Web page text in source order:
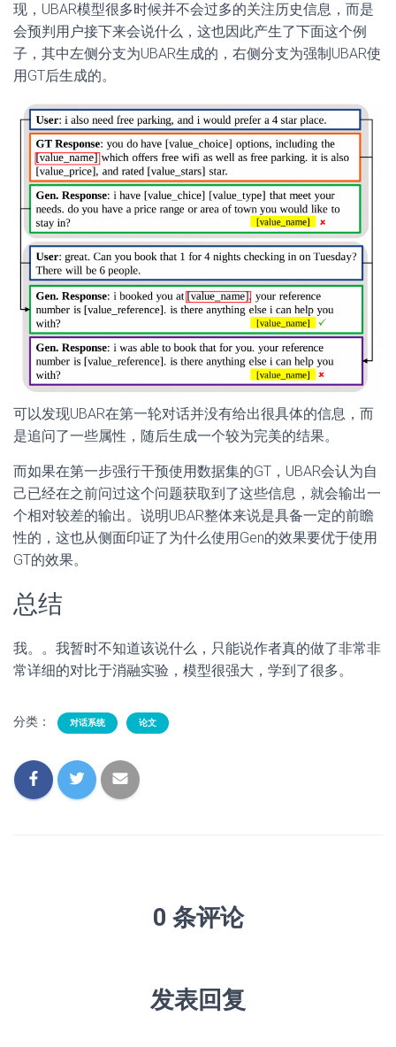
现，UBAR模型很多时候并不会过多的关注历史信息，而是
会预判用户接下来会说什么，这也因此产生了下面这个例
子，其中左侧分支为UBAR生成的，右侧分支为强制UBAR使
用GT后生成的。
可以发现UBAR在第一轮对话并没有给出很具体的信息，而
是追问了一些属性，随后生成一个较为完美的结果。
而如果在第一步强行干预使用数据集的GT，UBAR会认为自
己已经在之前问过这个问题获取到了这些信息，就会输出一
个相对较差的输出。说明UBAR整体来说是具备一定的前瞻
性的，这也从侧面印证了为什么使用Gen的效果要优于使用
GT的效果。
总结
我。。我暂时不知道该说什么，只能说作者真的做了非常非
常详细的对比于消融实验，模型很强大，学到了很多。
分类： 对话系统 论文
0 条评论
发表回复